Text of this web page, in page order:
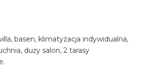
basen, klimatyzacja indywidualna,
duży salon, 2 tarasy